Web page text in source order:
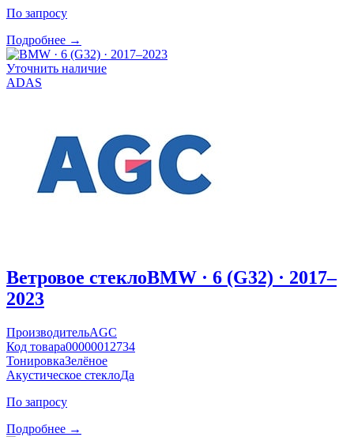
По запросу
Подробнее →
Уточнить наличие
ADAS
Ветровое стеклоBMW · 6 (G32) · 2017–
2023
ПроизводительAGC
Код товара00000012734
ТонировкаЗелёное
Акустическое стеклоДа
По запросу
Подробнее →